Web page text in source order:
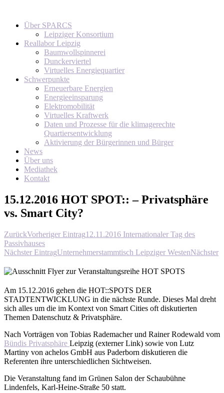
Über SPARCS
Leipziger Konsortium
Reallabor Leipzig
Baumwollspinnerei
Dunckerviertel
Virtuelles Energiequartier
Schwerpunkte
Erneuerbare Energien
Energieeinsparung
Elektromobilität
Virtuelles Kraftwerk
Daten und Prozesse für die klimagerechte
Quartiersentwicklung
Aktivierung der Bürgerinnen und Bürger
News
Über uns
Mediathek
Kontakt
15.12.2016 HOT SPOT:: – Privatsphäre
vs. Smart City?
ZurückVorheriger Eintrag12.11.2016 Internationaler Tag des
Passivhauses
Nächster EintragUnternehmerstammtisch Leipziger WestenNächster
Am 15.12.2016 gehen die HOT::SPOTS DER
STADTENTWICKLUNG in die nächste Runde. Dieses Mal dreht
sich alles um die im Kontext von Smart Cities oft diskutierten
Themen Datenschutz & Privatsphäre.
Nach Vorträgen von Tobias Rademacher und Rainer Rodewald vom
Bündis Privatsphäre Leipzig (externer Link) sowie von Lutz
Martiny von achelos GmbH aus Paderborn diskutieren die
Referenten ihre unterschiedlichen Sichtweisen.
Die Veranstaltung fand im Grünen Salon der Schaubühne
Lindenfels, Karl-Heine-Straße 50 statt.